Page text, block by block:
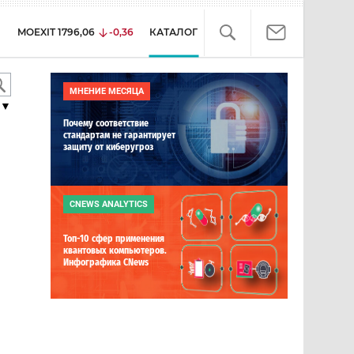
MOEXIT 1796,06 -0,36 КАТАЛОГ
МНЕНИЕ МЕСЯЦА
Почему соответствие
стандартам не гарантирует
защиту от киберугроз
CNEWS ANALYTICS
Топ-10 сфер применения
квантовых компьютеров.
Инфографика CNews